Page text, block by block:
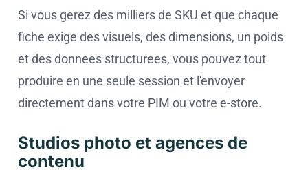
Si vous gerez des milliers de SKU et que chaque
fiche exige des visuels, des dimensions, un poids
et des donnees structurees, vous pouvez tout
produire en une seule session et l'envoyer
directement dans votre PIM ou votre e-store.
Studios photo et agences de
contenu